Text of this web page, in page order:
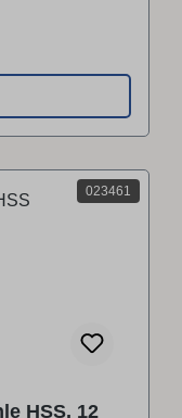
023461
HSS, 12